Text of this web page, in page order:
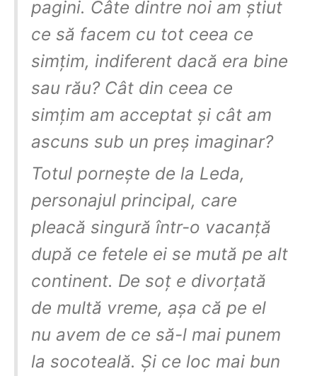
pagini. Câte dintre noi am știut
ce să facem cu tot ceea ce
simțim, indiferent dacă era bine
sau rău? Cât din ceea ce
simțim am acceptat și cât am
ascuns sub un preș imaginar?
Totul pornește de la Leda,
personajul principal, care
pleacă singură într-o vacanță
după ce fetele ei se mută pe alt
continent. De soț e divorțată
de multă vreme, așa că pe el
nu avem de ce să-l mai punem
la socoteală. Și ce loc mai bun